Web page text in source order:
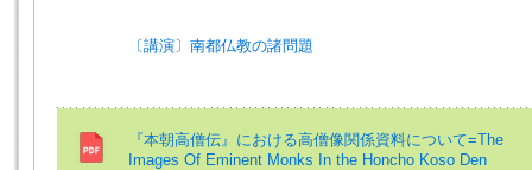
〔講演〕南都仏教の諸問題
『本朝高僧伝』における高僧像関係資料について=The
Images Of Eminent Monks In the Honcho Koso Den